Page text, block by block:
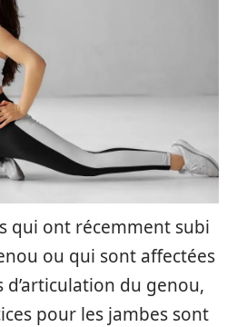
qui ont récemment subi
ou qui sont affectées
du genou,
pour les jambes sont